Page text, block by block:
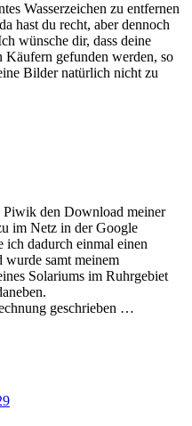
Wasserzeichen zu entfernen
hast du recht, aber dennoch
wünsche dir, dass deine
gefunden werden, so
Bilder natürlich nicht zu
den Download meiner
im Netz in der Google
ich dadurch einmal einen
samt meinem
Solariums im Ruhrgebiet
geschrieben …